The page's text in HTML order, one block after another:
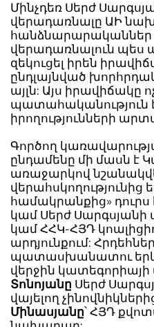
Մինչդեռ Սերժ
վերադառնալը ԱԻ
հանձնարարականներ
վերադառնալուն
զեկուցել իրեն
ընդլայնված
այլն: Այս իրավիճակը
պատահականություն
իրողությունների
Գործող
ընդամենը մի մասն է
առաջարկով
համակրանքից» դուրս
կամ Սերժ
կամ ՀՀԿ-ՀՅԴ
արդյունքում:
պատասխանատու
վերջին կատեգորիայի
Տոնոյանը Սերժ
վայելող
Մինասյանը՝ ՀՅԴ